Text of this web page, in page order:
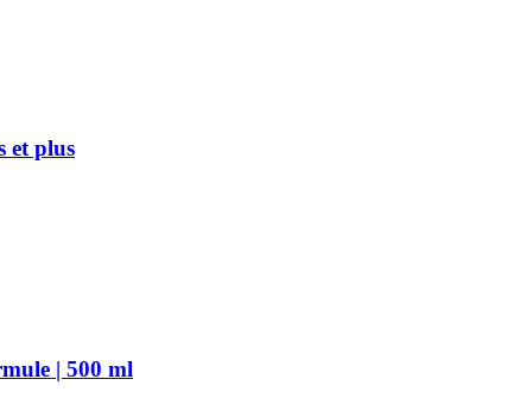
et plus
| 500 ml